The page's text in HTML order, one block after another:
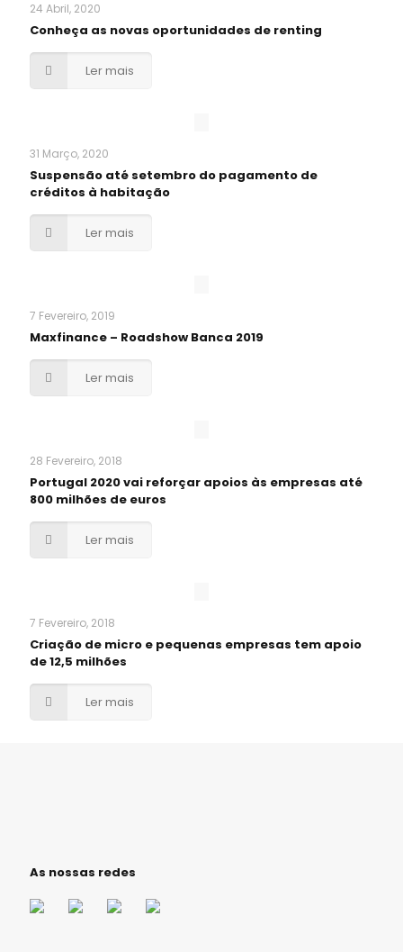
24 Abril, 2020
Conheça as novas oportunidades de renting
Ler mais
31 Março, 2020
Suspensão até setembro do pagamento de
créditos à habitação
Ler mais
7 Fevereiro, 2019
Maxfinance – Roadshow Banca 2019
Ler mais
28 Fevereiro, 2018
Portugal 2020 vai reforçar apoios às empresas até
800 milhões de euros
Ler mais
7 Fevereiro, 2018
Criação de micro e pequenas empresas tem apoio
de 12,5 milhões
Ler mais
As nossas redes